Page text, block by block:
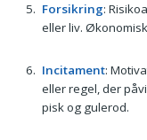
Forsikring:
eller liv.
Incitament:
eller regel, der
pisk og gulerod.